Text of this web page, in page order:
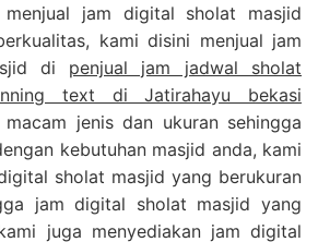
jam digital sholat masjid
kami disini menjual jam
di penjual jam jadwal sholat
text di Jatirahayu bekasi
jenis dan ukuran sehingga
kebutuhan masjid anda, kami
sholat masjid yang berukuran
jam digital sholat masjid yang
juga menyediakan jam digital